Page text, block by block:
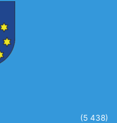
(5 438)